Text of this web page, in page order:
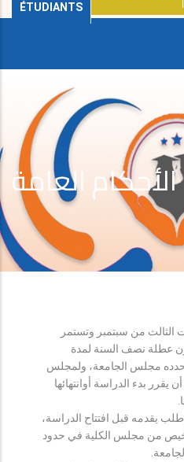
ÉTUDIANTS
الأحكام العامة
الثالث من سبتمبر وتستمر
عطلة نصف السنة لمدة
مجلس الجامعة، ولمجلس
يقرر بدء الدراسة أوانتهائها
طلب يقدمه قبل افتتاح الدراسة،
من مجلس الكلية في حدود